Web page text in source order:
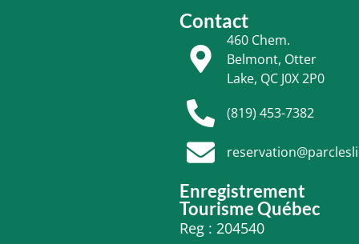
Contact
460 Chem.
Belmont, Otter
Lake, QC J0X 2P0
(819) 453-7382
Enregistrement
Tourisme Québec
Reg : 204540